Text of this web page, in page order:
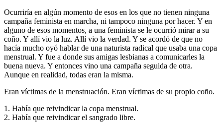
Ocurriría en algún momento de esos en los que no tienen ninguna
campaña feminista en marcha, ni tampoco ninguna por hacer. Y en
alguno de esos momentos, a una feminista se le ocurrió mirar a su
coño. Y allí vio la luz. Allí vio la verdad. Y se acordó de que no
hacía mucho oyó hablar de una naturista radical que usaba una copa
menstrual. Y fue a donde sus amigas lesbianas a comunicarles la
buena nueva. Y entonces vino una campaña seguida de otra.
Aunque en realidad, todas eran la misma.
Eran víctimas de la menstruación. Eran víctimas de su propio coño.
1. Había que reivindicar la copa menstrual.
2. Había que reivindicar el sangrado libre.